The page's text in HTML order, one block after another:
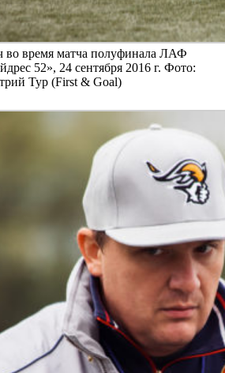
во время матча полуфинала ЛАФ
52», 24 сентября 2016 г. Фото:
Тур (First & Goal)